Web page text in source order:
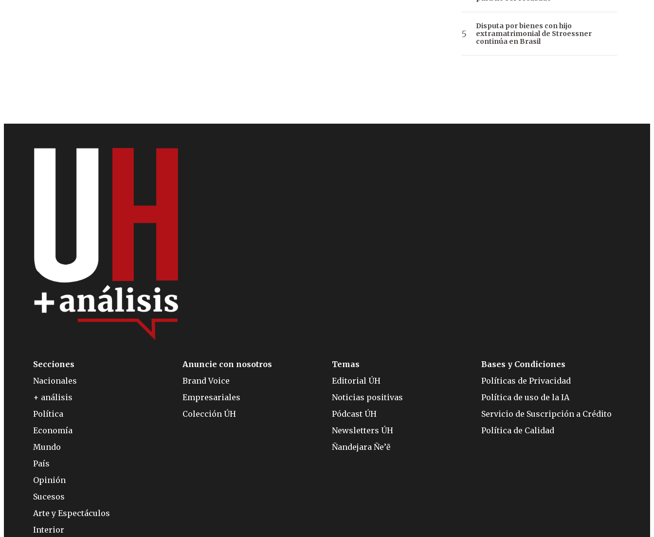
Disputa por bienes con hijo
extramatrimonial de Stroessner
continúa en Brasil
Secciones
Nacionales
+ análisis
Política
Economía
Mundo
País
Opinión
Sucesos
Arte y Espectáculos
Interior
Anuncie con nosotros
Brand Voice
Empresariales
Colección ÚH
Temas
Editorial ÚH
Noticias positivas
Pódcast ÚH
Newsletters ÚH
Ñandejara Ñe’ẽ
Bases y Condiciones
Políticas de Privacidad
Política de uso de la IA
Servicio de Suscripción a Crédito
Política de Calidad